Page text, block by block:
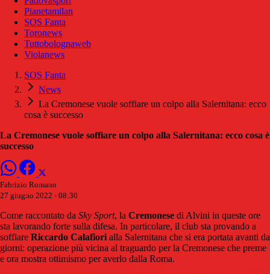
Pianetamilan
SOS Fanta
Toronews
Tuttobolognaweb
Violanews
SOS Fanta
News
La Cremonese vuole soffiare un colpo alla Salernitana: ecco
cosa è successo
La Cremonese vuole soffiare un colpo alla Salernitana: ecco cosa è
successo
Fabrizio Romano
27 giugno 2022 - 08:30
Come raccontato da Sky Sport, la Cremonese di Alvini in queste ore
sta lavorando forte sulla difesa. In particolare, il club sta provando a
soffiare Riccardo Calafiori alla Salernitana che si era portata avanti da
giorni: operazione più vicina al traguardo per la Cremonese che preme
e ora mostra ottimismo per averlo dalla Roma.